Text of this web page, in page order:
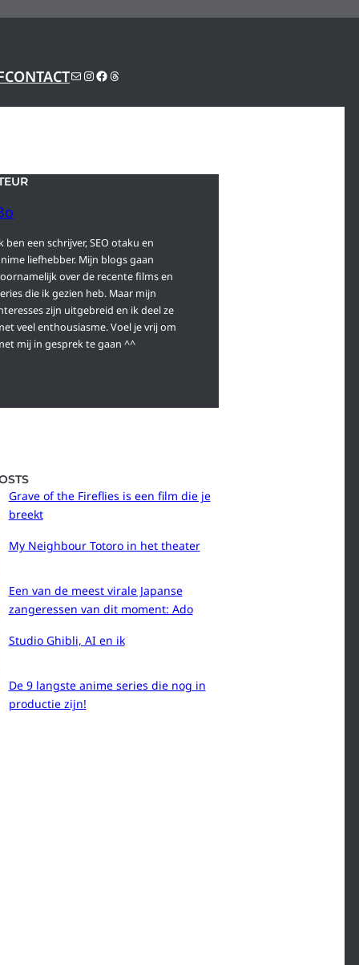
CONTACTSUBSTACK
INSTAGRAM
FACEBOOK
THREADS
ben een schrijver, SEO otaku en
liefhebber. Mijn blogs gaan
over de recente films en
die ik gezien heb. Maar mijn
zijn uitgebreid en ik deel ze
veel enthousiasme. Voel je vrij om
mij in gesprek te gaan ^^
Grave of the Fireflies is een film die je
breekt
My Neighbour Totoro in het theater
Een van de meest virale Japanse
zangeressen van dit moment: Ado
Studio Ghibli, AI en ik
De 9 langste anime series die nog in
productie zijn!